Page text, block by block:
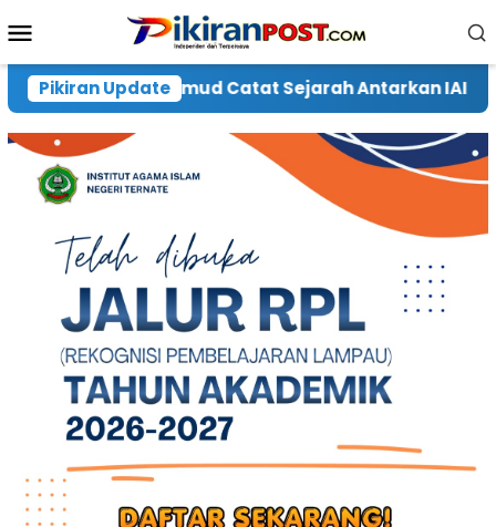
ke
Mobile
Pikiran Update
Antarkan IAIN Menjadi UIN Sultan Baabullah